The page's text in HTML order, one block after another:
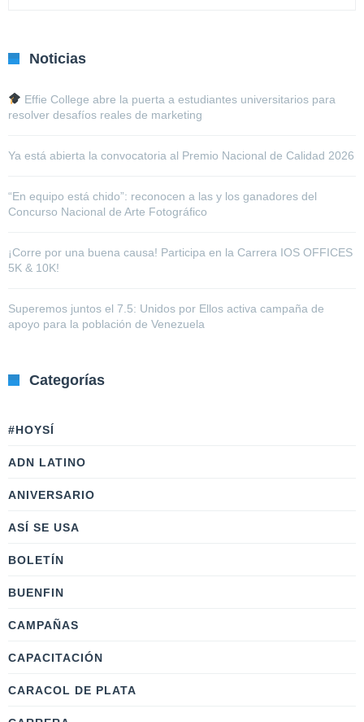
Noticias
Effie College abre la puerta a estudiantes universitarios para
resolver desafíos reales de marketing
Ya está abierta la convocatoria al Premio Nacional de Calidad 2026
“En equipo está chido”: reconocen a las y los ganadores del
Concurso Nacional de Arte Fotográfico
¡Corre por una buena causa! Participa en la Carrera IOS OFFICES
5K & 10K!
Superemos juntos el 7.5: Unidos por Ellos activa campaña de
apoyo para la población de Venezuela
Categorías
#HOYSÍ
ADN LATINO
ANIVERSARIO
ASÍ SE USA
BOLETÍN
BUENFIN
CAMPAÑAS
CAPACITACIÓN
CARACOL DE PLATA